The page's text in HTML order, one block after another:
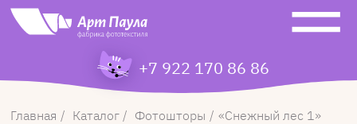
+7 922 170 86 86
Главная Каталог Фотошторы Снежный лес 1